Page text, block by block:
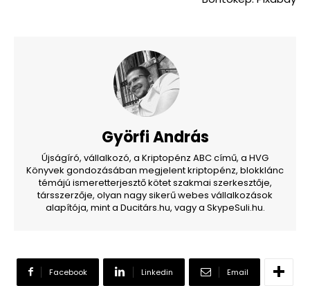
Györfi András
Újságíró, vállalkozó, a Kriptopénz ABC című, a HVG
Könyvek gondozásában megjelent kriptopénz, blokklánc
témájú ismeretterjesztő kötet szakmai szerkesztője,
társszerzője, olyan nagy sikerű webes vállalkozások
alapítója, mint a Ducitárs.hu, vagy a SkypeSuli.hu.
Facebook Linkedin Email